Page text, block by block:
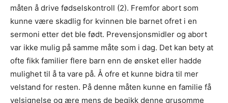
måten å drive fødselskontroll (2). Fremfor abort som
kunne være skadlig for kvinnen ble barnet ofret i en
sermoni etter det ble født. Prevensjonsmidler og abort
var ikke mulig på samme måte som i dag. Det kan bety at
ofte fikk familier flere barn enn de ønsket eller hadde
mulighet til å ta vare på. Å ofre et kunne bidra til mer
velstand for resten. På denne måten kunne en familie få
velsignelse og ære mens de begikk denne grusomme